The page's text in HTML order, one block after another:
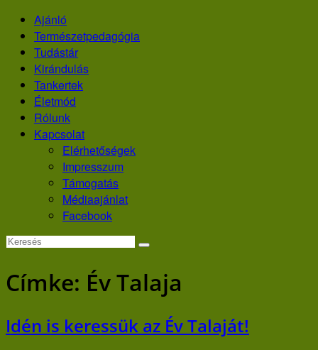
Skip
content
Ajánló
Természetpedagógia
Tudástár
Kirándulás
Tankertek
Életmód
Rólunk
Kapcsolat
Elérhetőségek
Impresszum
Támogatás
Médiaajánlat
Facebook
Címke: Év Talaja
Idén is keressük az Év Talaját!